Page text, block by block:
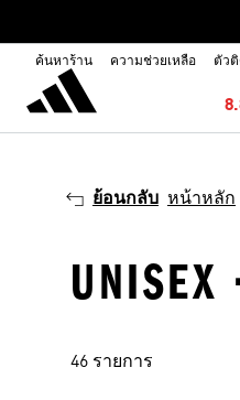
ค้นหาร้าน ความช่วยเหลือ ตัว
ย้อนกลับ หน้าหลัก
46 รายการ